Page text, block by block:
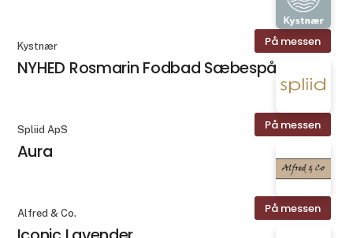
På messen
Kystnær
NYHED Rosmarin Fodbad Sæbespåner
På messen
Spliid ApS
Aura
På messen
Alfred & Co.